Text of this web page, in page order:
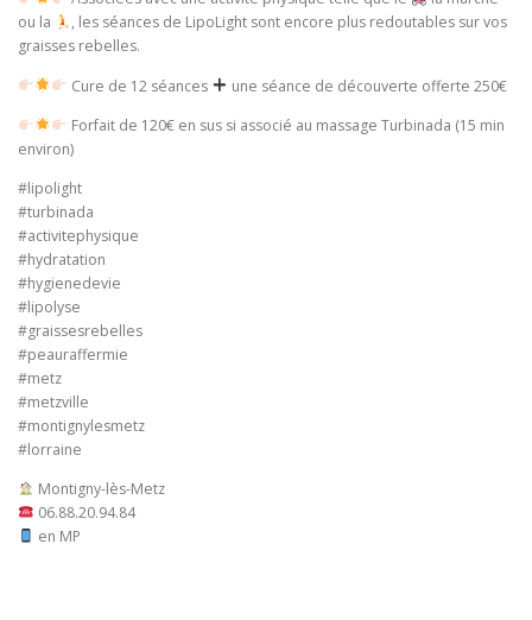
ou la
, les séances de LipoLight sont encore plus redoutables sur vos
graisses rebelles.
Cure de 12 séances
une séance de découverte offerte 250€
Forfait de 120€ en sus si associé au massage Turbinada (15 min
environ)
#lipolight
#turbinada
#activitephysique
#hydratation
#hygienedevie
#lipolyse
#graissesrebelles
#peauraffermie
#metz
#metzville
#montignylesmetz
#lorraine
Montigny-lès-Metz
06.88.20.94.84
en MP